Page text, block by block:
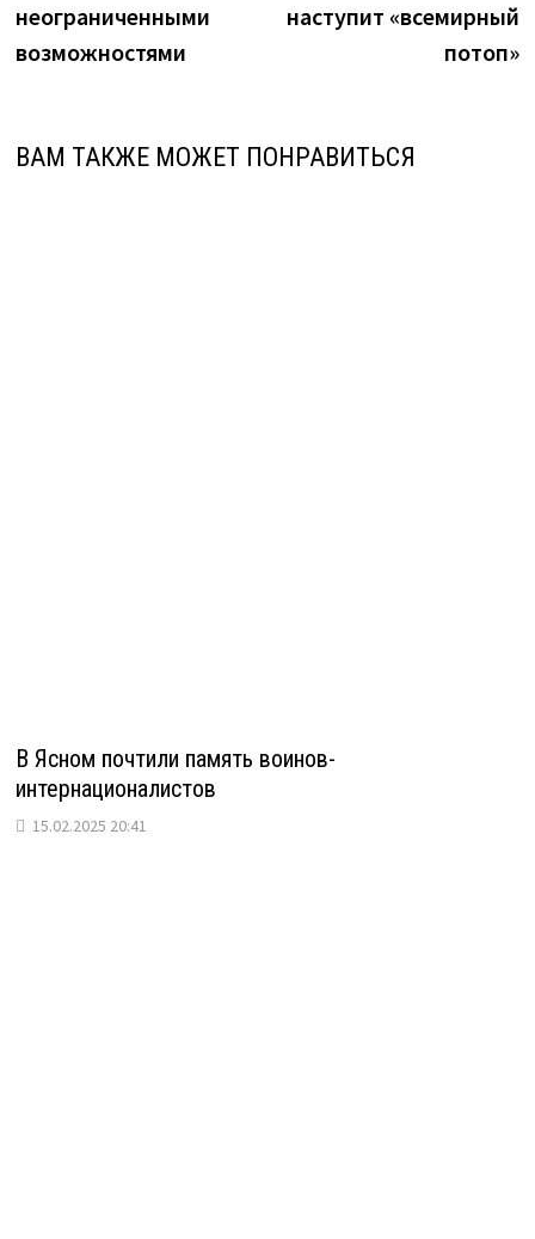
неограниченными
возможностями
наступит «всемирный
потоп»
ВАМ ТАКЖЕ МОЖЕТ ПОНРАВИТЬСЯ
В Ясном почтили память воинов-
интернационалистов
15.02.2025 20:41